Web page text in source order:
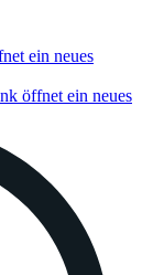
ein neues
öffnet ein neues